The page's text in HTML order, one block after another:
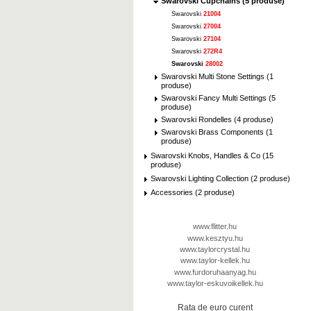
Swarovski 21004
Swarovski 27004
Swarovski 27104
Swarovski 272R4
Swarovski 28002
Swarovski Multi Stone Settings (1
produse)
Swarovski Fancy Multi Settings (5
produse)
Swarovski Rondelles (4 produse)
Swarovski Brass Components (1
produse)
Swarovski Knobs, Handles & Co (15
produse)
Swarovski Lighting Collection (2 produse)
Accessories (2 produse)
www.flitter.hu
www.kesztyu.hu
www.taylorcrystal.hu
www.taylor-kellek.hu
www.furdoruhaanyag.hu
www.taylor-eskuvoikellek.hu
Rata de euro curent